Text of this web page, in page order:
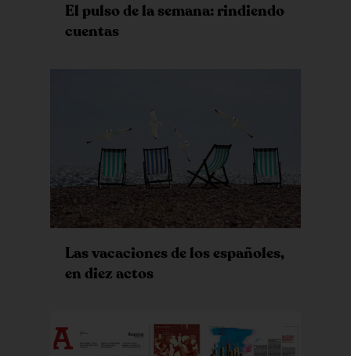
El pulso de la semana: rindiendo
cuentas
Las vacaciones de los españoles,
en diez actos